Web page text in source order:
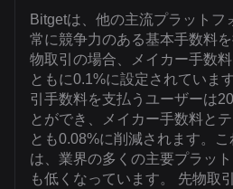
Bitgetは、他の主流プラットフ
常に競争力のある基本手数料
物取引の場合、メイカー手数
ともに0.1%に設定されていま
引手数料を支払うユーザーは
とができ、メイカー手数料と
とも0.08%に削減されます。
は、業界の多くの主要プラッ
も低くなっています。 先物取